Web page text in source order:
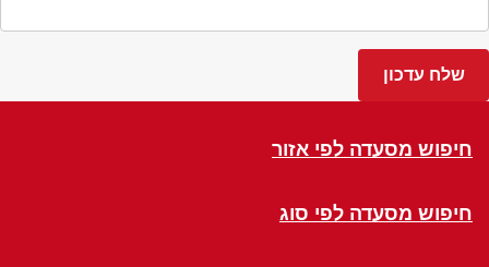
חיפוש מסעדה לפי אזור
חיפוש מסעדה לפי סוג